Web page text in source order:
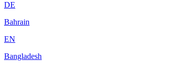
DE
Bahrain
EN
Bangladesh